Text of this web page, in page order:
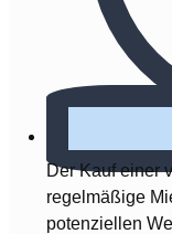
Der Kauf einer
regelmäßige
potenziellen